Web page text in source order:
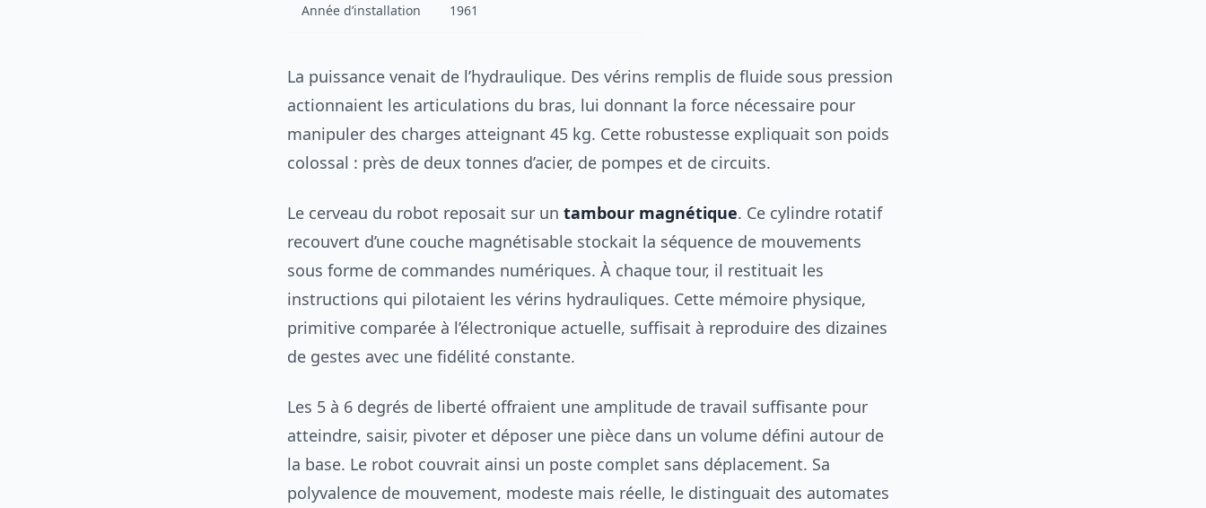
Année d’installation 1961
La puissance venait de l’hydraulique. Des vérins remplis de fluide sous pression
actionnaient les articulations du bras, lui donnant la force nécessaire pour
manipuler des charges atteignant 45 kg. Cette robustesse expliquait son poids
colossal : près de deux tonnes d’acier, de pompes et de circuits.
Le cerveau du robot reposait sur un tambour magnétique. Ce cylindre rotatif
recouvert d’une couche magnétisable stockait la séquence de mouvements
sous forme de commandes numériques. À chaque tour, il restituait les
instructions qui pilotaient les vérins hydrauliques. Cette mémoire physique,
primitive comparée à l’électronique actuelle, suffisait à reproduire des dizaines
de gestes avec une fidélité constante.
Les 5 à 6 degrés de liberté offraient une amplitude de travail suffisante pour
atteindre, saisir, pivoter et déposer une pièce dans un volume défini autour de
la base. Le robot couvrait ainsi un poste complet sans déplacement. Sa
polyvalence de mouvement, modeste mais réelle, le distinguait des automates